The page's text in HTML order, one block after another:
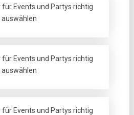
für Events und Partys richtig
auswählen
für Events und Partys richtig
auswählen
für Events und Partys richtig